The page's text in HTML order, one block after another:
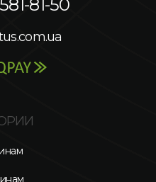
81-50